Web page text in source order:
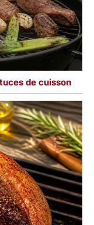
de cuisson